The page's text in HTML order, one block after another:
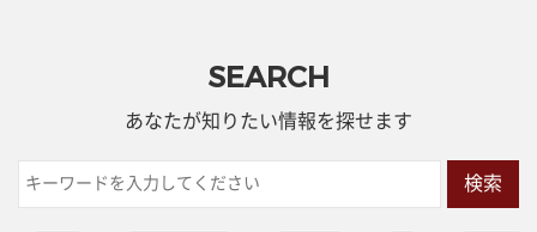
SEARCH
あなたが知りたい情報を探せます
検索